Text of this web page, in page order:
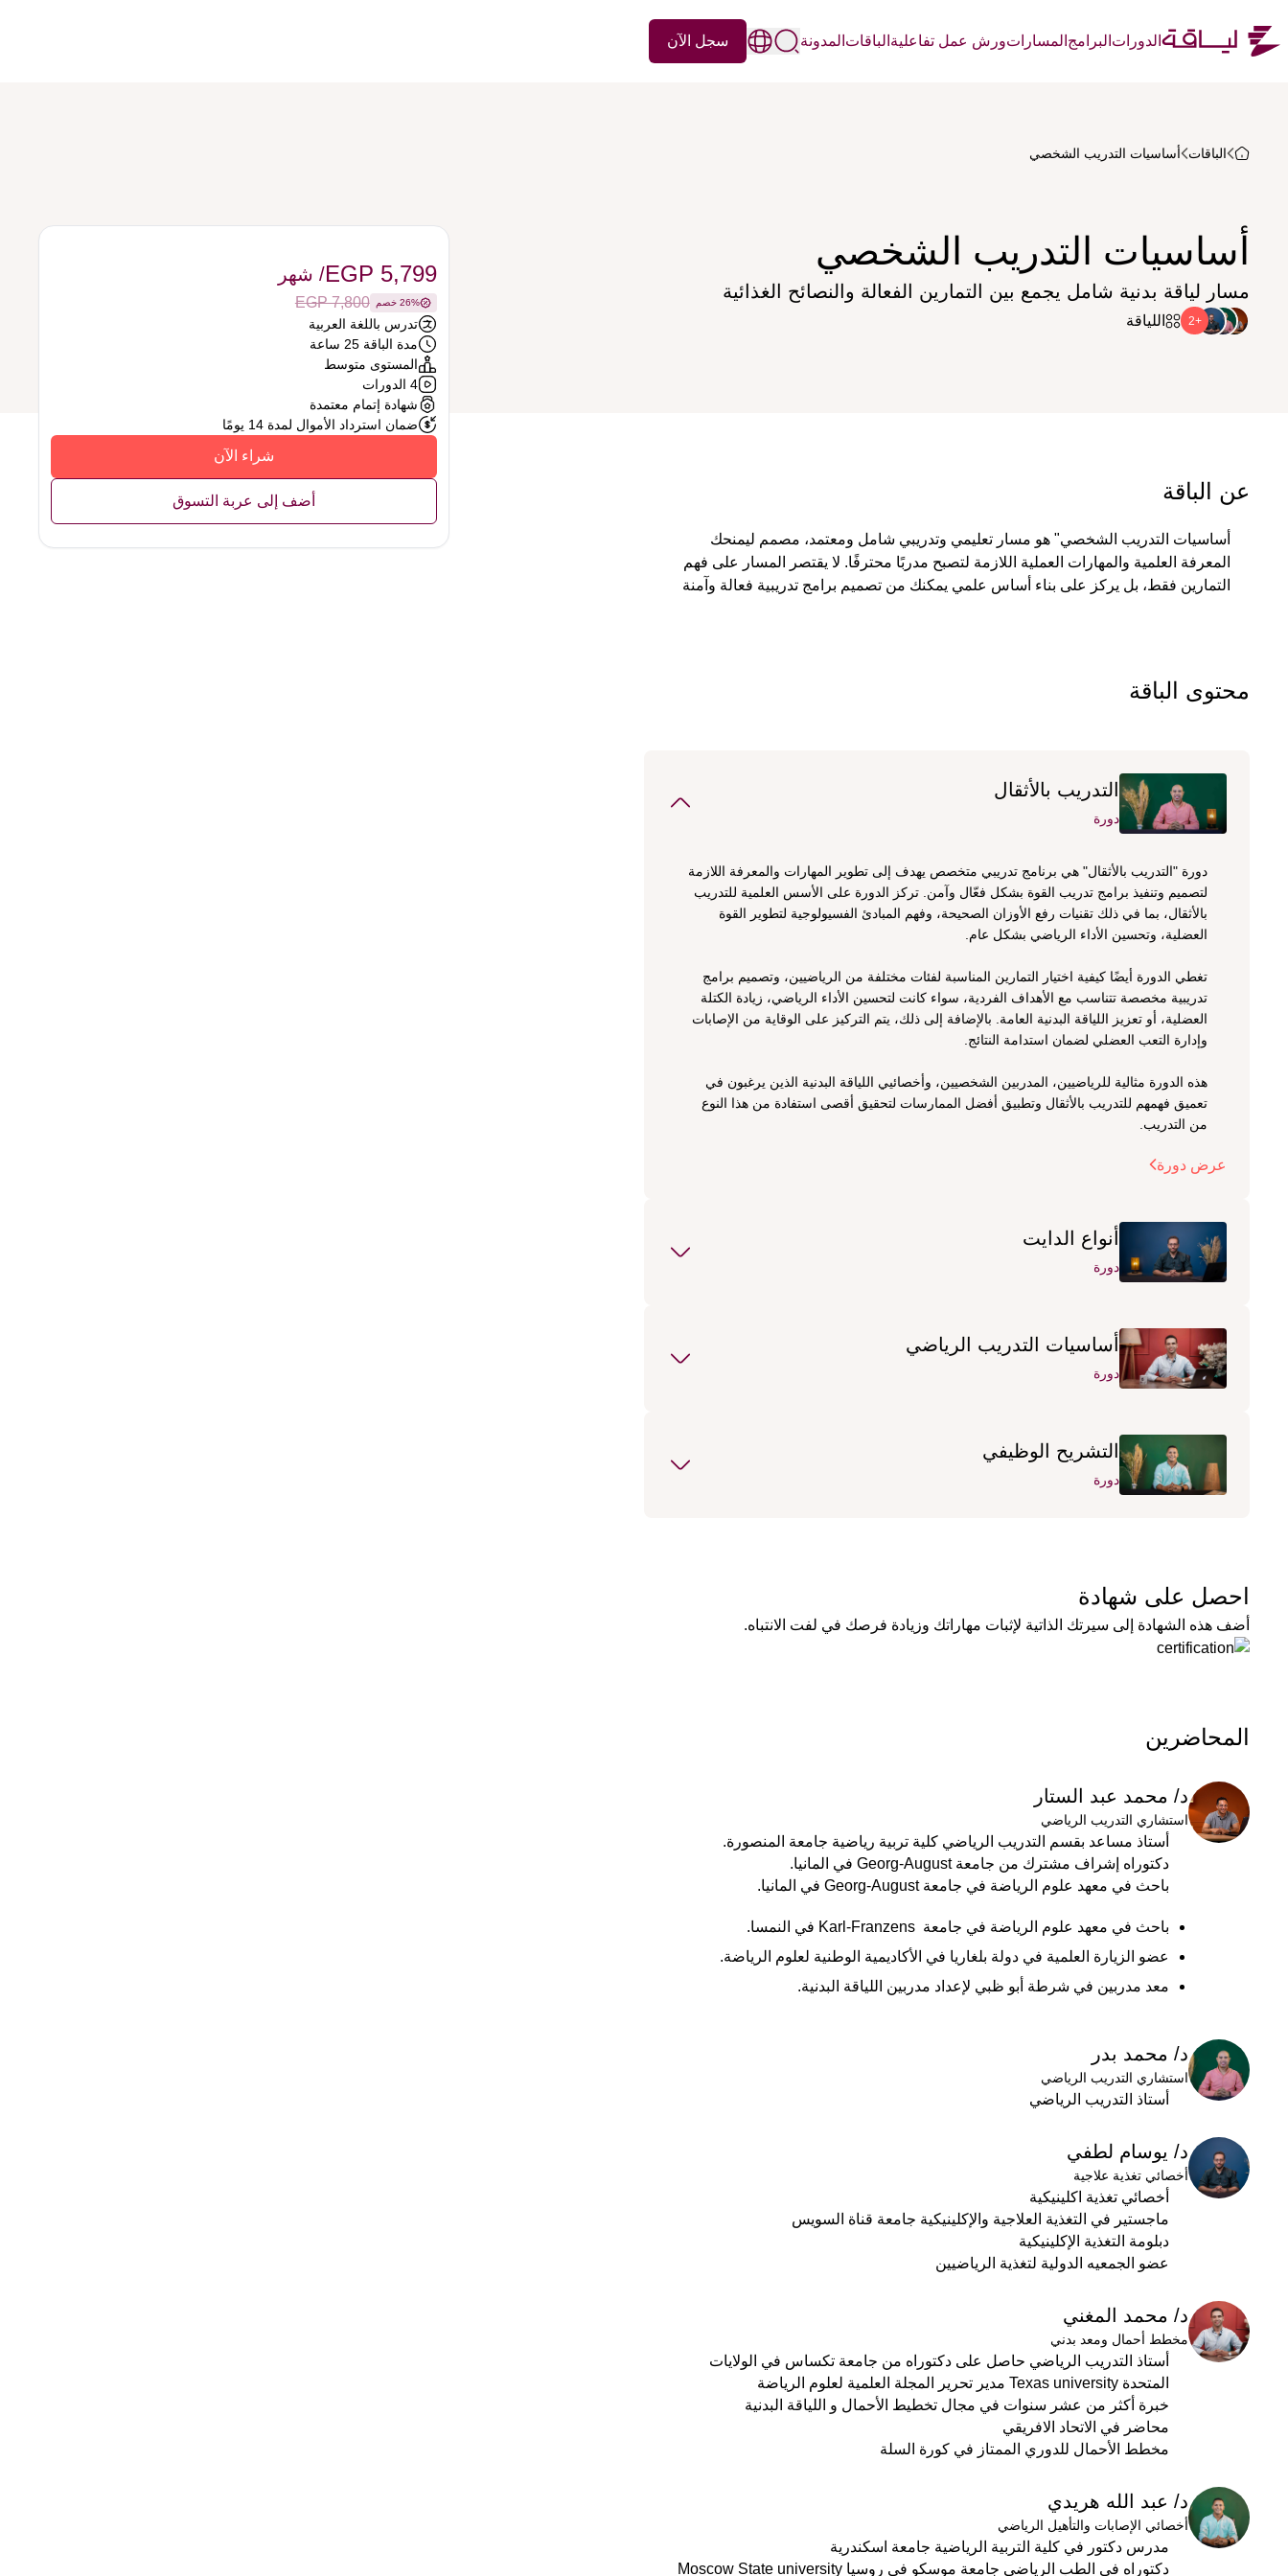
الدورات البرامج المساراتورش عمل تفاعلية الباقات المدونة سجل الآن
الباقات أساسيات التدريب الشخصي
أساسيات التدريب الشخصي
مسار لياقة بدنية شامل يجمع بين التمارين الفعالة والنصائح الغذائية
+2 اللياقة
EGP 5,799/ شهر
26% خصم EGP 7,800
تدرس باللغة العربية
مدة الباقة 25 ساعة
المستوى متوسط
4 الدورات
شهادة إتمام معتمدة
ضمان استرداد الأموال لمدة 14 يومًا
شراء الآن
أضف إلى عربة التسوق عن الباقة
التمارين فقط، بل يركز على بناء أساس علمي يمكنك من تصميم برامج تدريبية فعالة وآمنة
محتوى الباقة
التدريب بالأثقال
دورة
العضلية، وتحسين الأداء الرياضي بشكل عام.
وإدارة التعب العضلي لضمان استدامة النتائج.
من التدريب.
عرض دورة
أنواع الدايت
دورة
أساسيات التدريب الرياضي
دورة
التشريح الوظيفي
دورة
احصل على شهادة
أضف هذه الشهادة إلى سيرتك الذاتية لإثبات مهاراتك وزيادة فرصك في لفت الانتباه.
المحاضرين
د/ محمد عبد الستار
استشاري التدريب الرياضي
أستاذ مساعد بقسم التدريب الرياضي كلية تربية رياضية جامعة المنصورة.
دكتوراه إشراف مشترك من جامعة Georg-August في المانيا.
باحث في معهد علوم الرياضة في جامعة Georg-August في المانيا.
باحث في معهد علوم الرياضة في جامعة Karl-Franzens في النمسا.
عضو الزيارة العلمية في دولة بلغاريا في الأكاديمية الوطنية لعلوم الرياضة.
معد مدربين في شرطة أبو ظبي لإعداد مدربين اللياقة البدنية.
د/ محمد بدر
استشاري التدريب الرياضي
أستاذ التدريب الرياضي
د/ يوسام لطفي
أخصائي تغذية علاجية
أخصائي تغذية اكلينيكية
ماجستير في التغذية العلاجية والإكلينيكية جامعة قناة السويس
دبلومة التغذية الإكلينيكية
عضو الجمعيه الدولية لتغذية الرياضيين
د/ محمد المغني
مخطط أحمال ومعد بدني
أستاذ التدريب الرياضي حاصل على دكتوراه من جامعة تكساس في الولايات
المتحدة Texas university مدير تحرير المجلة العلمية لعلوم الرياضة
خبرة أكثر من عشر سنوات في مجال تخطيط الأحمال و اللياقة البدنية
محاضر في الاتحاد الافريقي
مخطط الأحمال للدوري الممتاز في كورة السلة
د/ عبد الله هريدي
أخصائي الإصابات والتأهيل الرياضي
مدرس دكتور في كلية التربية الرياضية جامعة اسكندرية
دكتوراه في الطب الرياضي جامعة موسكو في روسيا Moscow State university